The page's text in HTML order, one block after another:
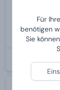
Für
benötigen
Sie
Aufdruck
99 €